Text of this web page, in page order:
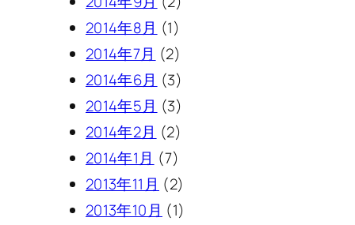
2014年8月 (1)
2014年7月 (2)
2014年6月 (3)
2014年5月 (3)
2014年2月 (2)
2014年1月 (7)
2013年11月 (2)
2013年10月 (1)